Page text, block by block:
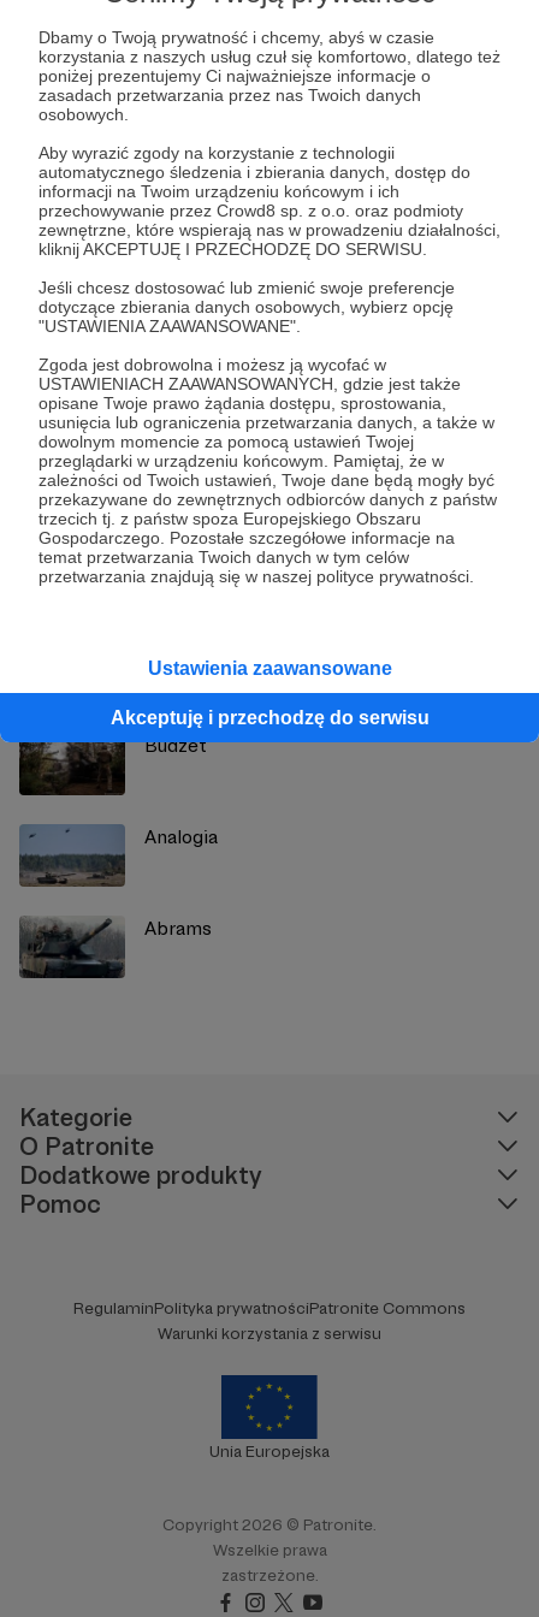
Dbamy o Twoją prywatność i chcemy, abyś w czasie
korzystania z naszych usług czuł się komfortowo, dlatego też
poniżej prezentujemy Ci najważniejsze informacje o
zasadach przetwarzania przez nas Twoich danych
osobowych.
Aby wyrazić zgody na korzystanie z technologii
automatycznego śledzenia i zbierania danych, dostęp do
informacji na Twoim urządzeniu końcowym i ich
przechowywanie przez Crowd8 sp. z o.o. oraz podmioty
zewnętrzne, które wspierają nas w prowadzeniu działalności,
kliknij AKCEPTUJĘ I PRZECHODZĘ DO SERWISU.
Jeśli chcesz dostosować lub zmienić swoje preferencje
dotyczące zbierania danych osobowych, wybierz opcję
"USTAWIENIA ZAAWANSOWANE".
Zgoda jest dobrowolna i możesz ją wycofać w
USTAWIENIACH ZAAWANSOWANYCH, gdzie jest także
opisane Twoje prawo żądania dostępu, sprostowania,
usunięcia lub ograniczenia przetwarzania danych, a także w
dowolnym momencie za pomocą ustawień Twojej
przeglądarki w urządzeniu końcowym. Pamiętaj, że w
zależności od Twoich ustawień, Twoje dane będą mogły być
przekazywane do zewnętrznych odbiorców danych z państw
trzecich tj. z państw spoza Europejskiego Obszaru
Gospodarczego. Pozostałe szczegółowe informacje na
temat przetwarzania Twoich danych w tym celów
przetwarzania znajdują się w naszej polityce prywatności.
Ustawienia zaawansowane
Akceptuję i przechodzę do serwisu
Zostań Patronem
Zaloguj się
ISW NATO wojna NATO-rosja wojna polsko-rosyjska
wojna w Ukrainie armia rosyjska Władimir Putin
Wołodymyr Zełenski
Udostępnij
Marcin Ogdowski
Zobacz profil autora
Zobacz również
Budżet
Analogia
Abrams
Kategorie
O Patronite
Dodatkowe produkty
Pomoc
RegulaminPolityka prywatnościPatronite Commons
Warunki korzystania z serwisu
Unia Europejska
Copyright 2026 © Patronite.
Wszelkie prawa
zastrzeżone.